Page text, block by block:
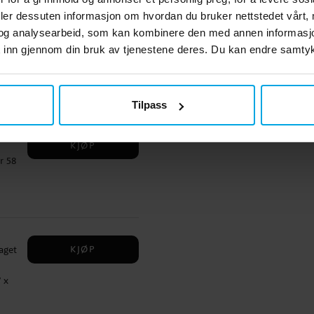
dessuten informasjon om hvordan du bruker nettstedet vårt,
analysearbeid, som kan kombinere den med annen
gjennom din bruk av tjenestene deres. Du kan endre
Tilpass
58
KJØP
x
KJØP